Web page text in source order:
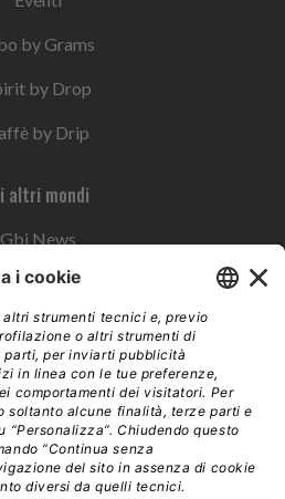
by Grams
by Drop
by Drip
altri mondi
Gbi News
il gruppo
Edizioni
LSWR
Group